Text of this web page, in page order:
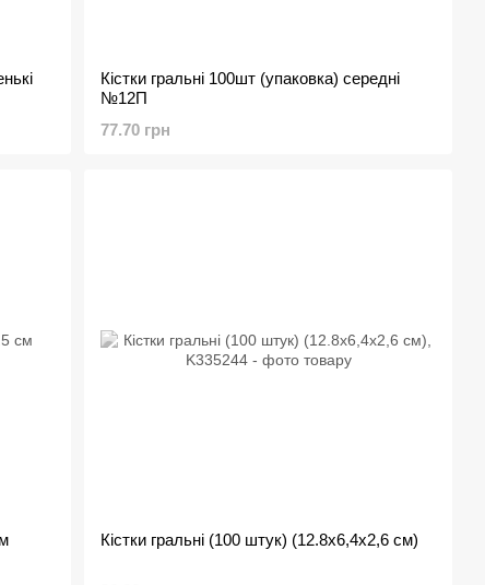
Кістки гральні 100шт (упаковка) середні
№12П
77.70 грн
Кістки гральні (100 штук) (12.8х6,4х2,6 см)